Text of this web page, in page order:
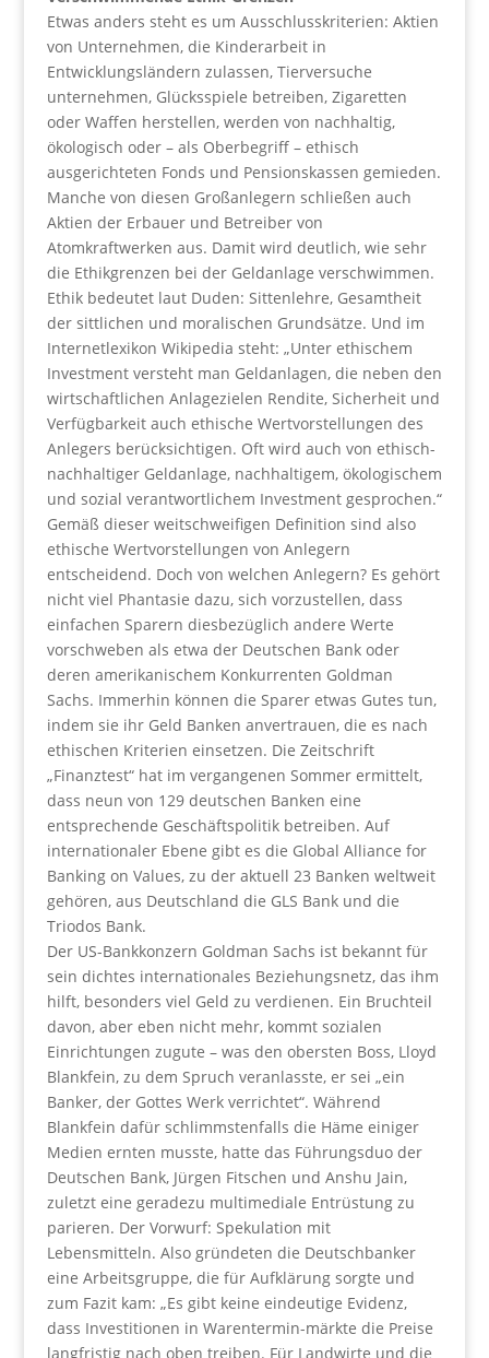
Etwas anders steht es um Ausschlusskriterien: Aktien
von Unternehmen, die Kinderarbeit in
Entwicklungsländern zulassen, Tierversuche
unternehmen, Glücksspiele betreiben, Zigaretten
oder Waffen herstellen, werden von nachhaltig,
ökologisch oder – als Oberbegriff – ethisch
ausgerichteten Fonds und Pensionskassen gemieden.
Manche von diesen Großanlegern schließen auch
Aktien der Erbauer und Betreiber von
Atomkraftwerken aus. Damit wird deutlich, wie sehr
die Ethikgrenzen bei der Geldanlage verschwimmen.
Ethik bedeutet laut Duden: Sittenlehre, Gesamtheit
der sittlichen und moralischen Grundsätze. Und im
Internetlexikon Wikipedia steht: „Unter ethischem
Investment versteht man Geldanlagen, die neben den
wirtschaftlichen Anlagezielen Rendite, Sicherheit und
Verfügbarkeit auch ethische Wertvorstellungen des
Anlegers berücksichtigen. Oft wird auch von ethisch-
nachhaltiger Geldanlage, nachhaltigem, ökologischem
und sozial verantwortlichem Investment gesprochen.“
Gemäß dieser weitschweifigen Definition sind also
ethische Wertvorstellungen von Anlegern
entscheidend. Doch von welchen Anlegern? Es gehört
nicht viel Phantasie dazu, sich vorzustellen, dass
einfachen Sparern diesbezüglich andere Werte
vorschweben als etwa der Deutschen Bank oder
deren amerikanischem Konkurrenten Goldman
Sachs. Immerhin können die Sparer etwas Gutes tun,
indem sie ihr Geld Banken anvertrauen, die es nach
ethischen Kriterien einsetzen. Die Zeitschrift
„Finanztest“ hat im vergangenen Sommer ermittelt,
dass neun von 129 deutschen Banken eine
entsprechende Geschäftspolitik betreiben. Auf
internationaler Ebene gibt es die Global Alliance for
Banking on Values, zu der aktuell 23 Banken weltweit
gehören, aus Deutschland die GLS Bank und die
Triodos Bank.
Der US-Bankkonzern Goldman Sachs ist bekannt für
sein dichtes internationales Beziehungsnetz, das ihm
hilft, besonders viel Geld zu verdienen. Ein Bruchteil
davon, aber eben nicht mehr, kommt sozialen
Einrichtungen zugute – was den obersten Boss, Lloyd
Blankfein, zu dem Spruch veranlasste, er sei „ein
Banker, der Gottes Werk verrichtet“. Während
Blankfein dafür schlimmstenfalls die Häme einiger
Medien ernten musste, hatte das Führungsduo der
Deutschen Bank, Jürgen Fitschen und Anshu Jain,
zuletzt eine geradezu multimediale Entrüstung zu
parieren. Der Vorwurf: Spekulation mit
Lebensmitteln. Also gründeten die Deutschbanker
eine Arbeitsgruppe, die für Aufklärung sorgte und
zum Fazit kam: „Es gibt keine eindeutige Evidenz,
dass Investitionen in Warentermin-märkte die Preise
langfristig nach oben treiben. Für Landwirte und die